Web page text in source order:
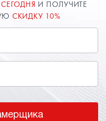
СЕГОДНЯ И ПОЛУЧИТЕ
СКИДКУ 10%